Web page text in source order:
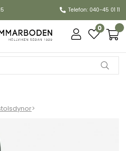
Telefon: 040-45 01 11
0
>
nackkudde - mossgrön